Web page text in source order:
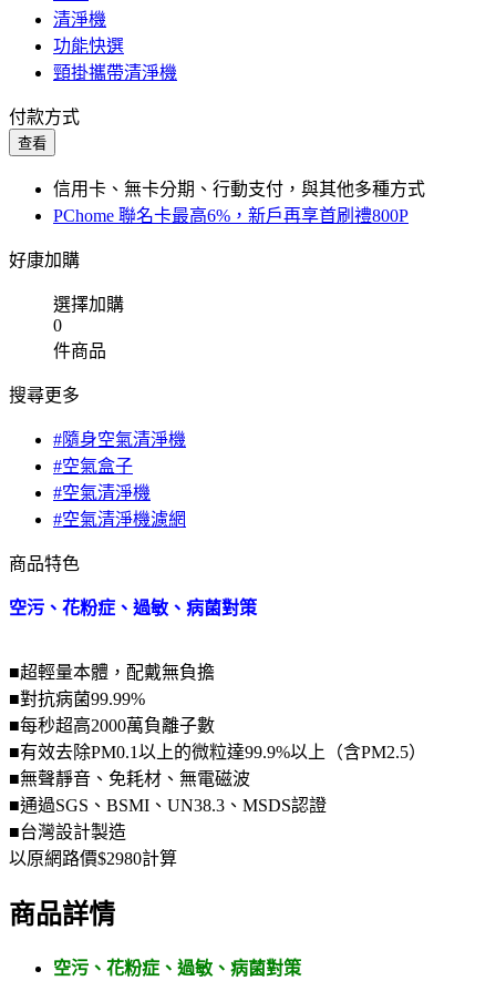
清淨機
功能快選
頸掛攜帶清淨機
付款方式
查看
信用卡、無卡分期、行動支付，與其他多種方式
PChome 聯名卡最高6%，新戶再享首刷禮800P
好康加購
選擇加購
0
件商品
搜尋更多
#隨身空氣清淨機
#空氣盒子
#空氣清淨機
#空氣清淨機濾網
商品特色
空污、花粉症、過敏、病菌對策
■超輕量本體，配戴無負擔
■對抗病菌99.99%
■每秒超高2000萬負離子數
■有效去除PM0.1以上的微粒達99.9%以上（含PM2.5）
■無聲靜音、免耗材、無電磁波
■通過SGS、BSMI、UN38.3、MSDS認證
■台灣設計製造
以原網路價$2980計算
商品詳情
空污、花粉症、過敏、病菌對策